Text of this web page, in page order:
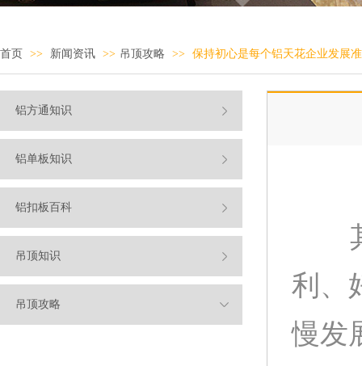
首页 >> 新闻资讯 >> 吊顶攻略 >> 保持初心是每个铝天花企业发展
铝方通知识
铝单板知识
铝扣板百科
吊顶知识
吊顶攻略
其
利、
慢发